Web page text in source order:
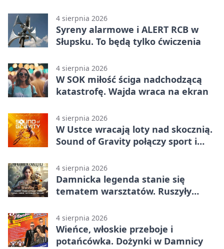
4 sierpnia 2026
Syreny alarmowe i ALERT RCB w
Słupsku. To będą tylko ćwiczenia
4 sierpnia 2026
W SOK miłość ściga nadchodzącą
katastrofę. Wajda wraca na ekran
4 sierpnia 2026
W Ustce wracają loty nad skocznią.
Sound of Gravity połączy sport i
4 sierpnia 2026
Damnicka legenda stanie się
tematem warsztatów. Ruszyły
4 sierpnia 2026
Wieńce, włoskie przeboje i
potańcówka. Dożynki w Damnicy